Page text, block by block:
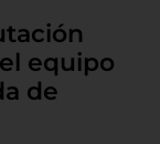
equipo
de